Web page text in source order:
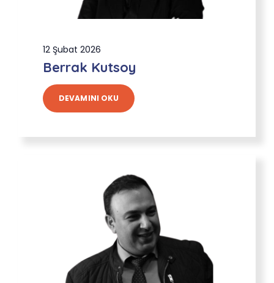
12 Şubat 2026
Berrak Kutsoy
DEVAMINI OKU